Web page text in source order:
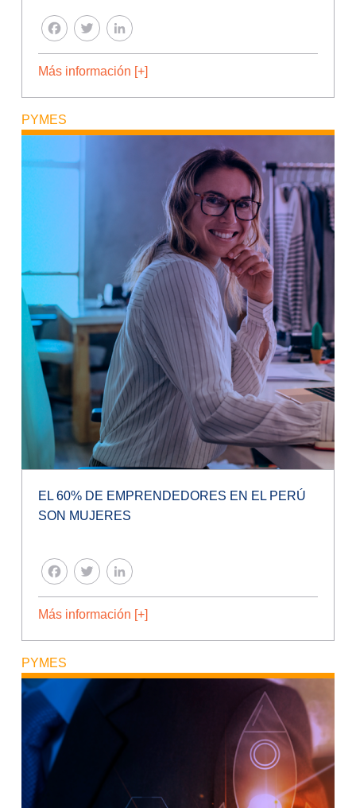
FACEBOOK
TWITTER
Más información [+]
PYMES
EL 60% DE EMPRENDEDORES EN EL PERÚ
SON MUJERES
FACEBOOK
TWITTER
Más información [+]
PYMES